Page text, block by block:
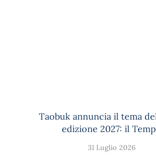
Taobuk annuncia il tema
edizione 2027: il
31 Luglio 2026